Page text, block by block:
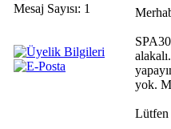
Mesaj Sayısı: 1
yok.
Lütfen